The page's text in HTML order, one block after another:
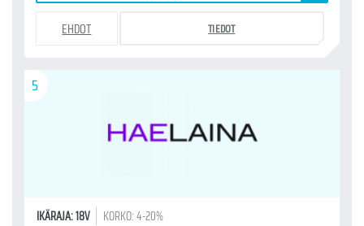
EHDOT TIEDOT
5
IKÄRAJA: 18V KORKO: 4-20%